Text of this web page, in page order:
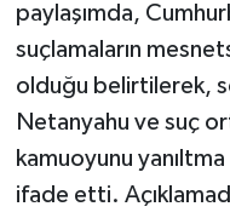
paylaşımda,
suçlamaların
olduğu belirtilerek,
Netanyahu ve suç
kamuoyunu
ifade etti.